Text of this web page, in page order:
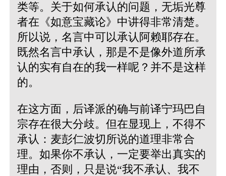
类等。关于如何承认的问题，无垢光尊
者在《如意宝藏论》中讲得非常清楚。
所以说，名言中可以承认阿赖耶存在。
既然名言中承认，那是不是像外道所承
认的实有自在的我一样呢？并不是这样
的。
在这方面，后译派的确与前译宁玛巴自
宗存在很大分歧。但在显现上，不得不
承认：麦彭仁波切所说的道理非常合
理。如果你不承认，一定要举出真实的
理由，否则，只是说“我不承认、我不